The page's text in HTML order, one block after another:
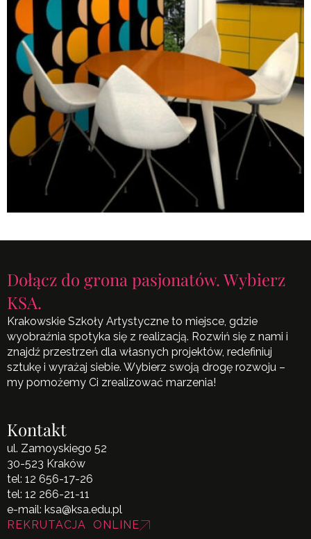
Dołącz do grona pasjonatów. Wybierz
KSA.
Krakowskie Szkoły Artystyczne to miejsce, gdzie
wyobraźnia spotyka się z realizacją. Rozwiń się z nami i
znajdź przestrzeń dla własnych projektów, redefiniuj
sztukę i wyrażaj siebie. Wybierz swoją drogę rozwoju –
my pomożemy Ci zrealizować marzenia!
Kontakt
ul. Zamoyskiego 52
30-523 Kraków
tel: 12 656-17-26
tel: 12 266-21-11
e-mail: ksa@ksa.edu.pl
REKRUTACJA ONLINE